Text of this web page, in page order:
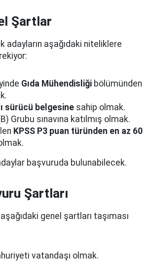
Şartlar
adayların aşağıdaki niteliklere
Gıda Mühendisliği bölümünden
sürücü belgesine sahip olmak.
Grubu sınavına katılmış olmak.
KPSS P3 puan türünden en az 60
başvuruda bulunabilecek.
Şartları
genel şartları taşıması
vatandaşı olmak.